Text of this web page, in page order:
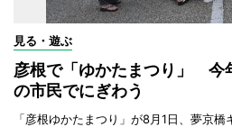
見る・遊ぶ
彦根で「ゆかたまつり」 今
の市民でにぎわう
「彦根ゆかたまつり」が8月1日、夢京